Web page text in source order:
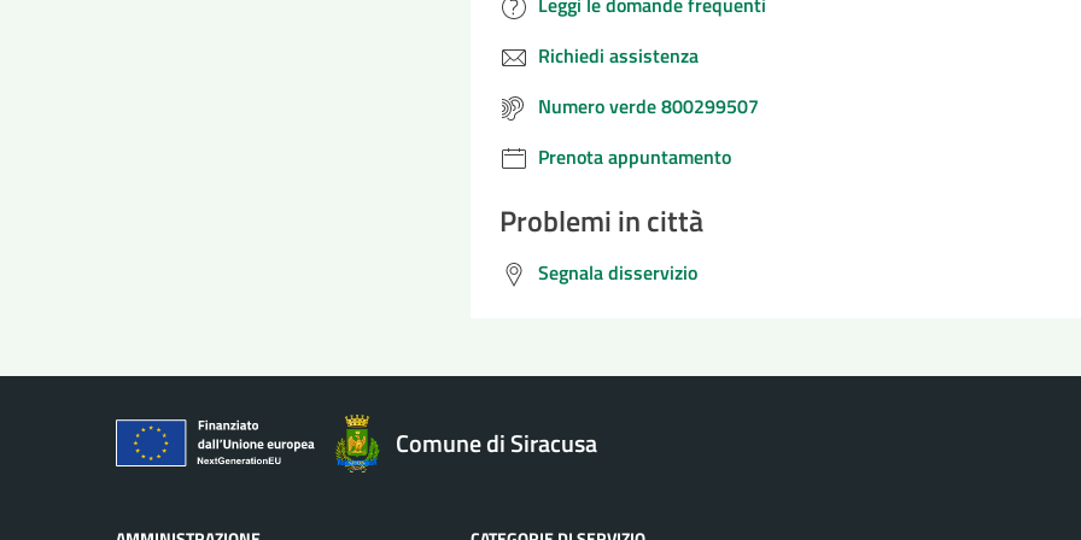
Richiedi assistenza
Numero verde 800299507
Prenota appuntamento
Problemi in città
Segnala disservizio
Comune di Siracusa